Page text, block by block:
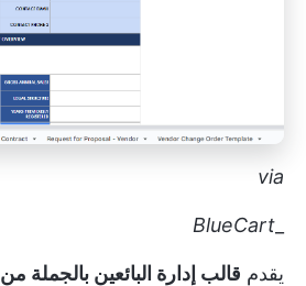
via
BlueCart
يقدم قالب إدارة البائعين بالجملة من BlueCart